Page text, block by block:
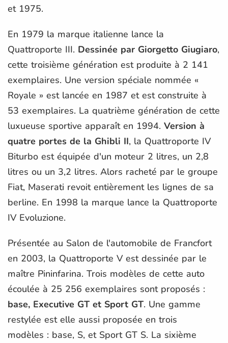
et 1975.
En 1979 la marque italienne lance la
Quattroporte III. Dessinée par Giorgetto Giugiaro,
cette troisième génération est produite à 2 141
exemplaires. Une version spéciale nommée «
Royale » est lancée en 1987 et est construite à
53 exemplaires. La quatrième génération de cette
luxueuse sportive apparaît en 1994. Version à
quatre portes de la Ghibli II, la Quattroporte IV
Biturbo est équipée d'un moteur 2 litres, un 2,8
litres ou un 3,2 litres. Alors racheté par le groupe
Fiat, Maserati revoit entièrement les lignes de sa
berline. En 1998 la marque lance la Quattroporte
IV Evoluzione.
Présentée au Salon de l'automobile de Francfort
en 2003, la Quattroporte V est dessinée par le
maître Pininfarina. Trois modèles de cette auto
écoulée à 25 256 exemplaires sont proposés :
base, Executive GT et Sport GT. Une gamme
restylée est elle aussi proposée en trois
modèles : base, S, et Sport GT S. La sixième